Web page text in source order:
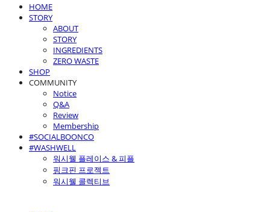
HOME
STORY
ABOUT
STORY
INGREDIENTS
ZERO WASTE
SHOP
COMMUNITY
Notice
Q&A
Review
Membership
#SOCIALBOONCO
#WASHWELL
워시웰 플레이스 & 피플
핑크핀 프로젝트
워시웰 콜렉티브